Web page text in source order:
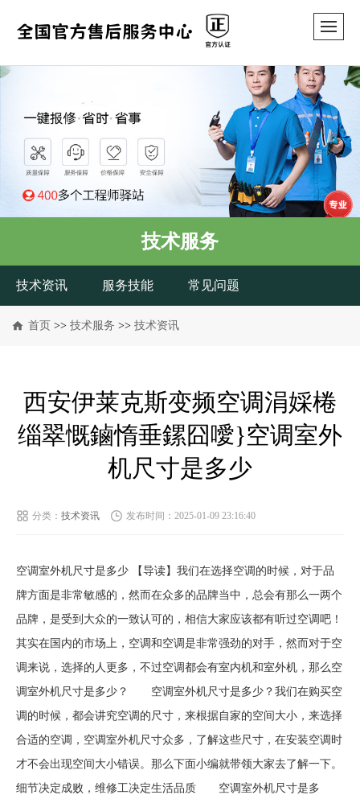
技术服务
技术资讯 服务技能 常见问题
首页 >> 技术服务 >> 技术资讯
西安伊莱克斯变频空调涓婇棬
缁翠慨鏀惰垂鏍囧噯}空调室外
机尺寸是多少
分类： 技术资讯 发布时间：2025-01-09 23:16:40
空调室外机尺寸是多少 【导读】我们在选择空调的时候，对于品
牌方面是非常敏感的，然而在众多的品牌当中，总会有那么一两个
品牌，是受到大众的一致认可的，相信大家应该都有听过空调吧！
其实在国内的市场上，空调和空调是非常强劲的对手，然而对于空
调来说，选择的人更多，不过空调都会有室内机和室外机，那么空
调室外机尺寸是多少？ 空调室外机尺寸是多少？我们在购买空
调的时候，都会讲究空调的尺寸，来根据自家的空间大小，来选择
合适的空调，空调室外机尺寸众多，了解这些尺寸，在安装空调时
才不会出现空间大小错误。那么下面小编就带领大家去了解一下。
细节决定成败，维修工决定生活品质 空调室外机尺寸是多